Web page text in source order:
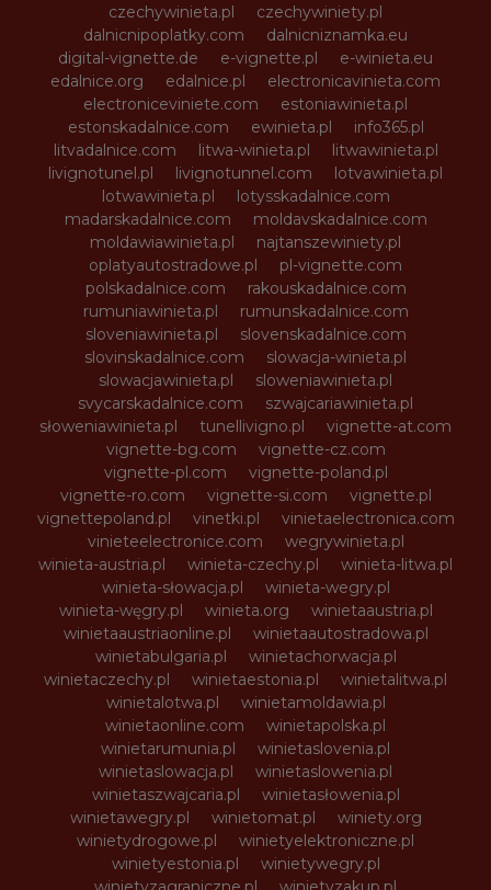
czechywinieta.pl
czechywiniety.pl
dalnicnipoplatky.com
dalnicniznamka.eu
digital-vignette.de
e-vignette.pl
e-winieta.eu
edalnice.org
edalnice.pl
electronicavinieta.com
electroniceviniete.com
estoniawinieta.pl
estonskadalnice.com
ewinieta.pl
info365.pl
litvadalnice.com
litwa-winieta.pl
litwawinieta.pl
livignotunel.pl
livignotunnel.com
lotvawinieta.pl
lotwawinieta.pl
lotysskadalnice.com
madarskadalnice.com
moldavskadalnice.com
moldawiawinieta.pl
najtanszewiniety.pl
oplatyautostradowe.pl
pl-vignette.com
polskadalnice.com
rakouskadalnice.com
rumuniawinieta.pl
rumunskadalnice.com
sloveniawinieta.pl
slovenskadalnice.com
slovinskadalnice.com
slowacja-winieta.pl
slowacjawinieta.pl
sloweniawinieta.pl
svycarskadalnice.com
szwajcariawinieta.pl
słoweniawinieta.pl
tunellivigno.pl
vignette-at.com
vignette-bg.com
vignette-cz.com
vignette-pl.com
vignette-poland.pl
vignette-ro.com
vignette-si.com
vignette.pl
vignettepoland.pl
vinetki.pl
vinietaelectronica.com
vinieteelectronice.com
wegrywinieta.pl
winieta-austria.pl
winieta-czechy.pl
winieta-litwa.pl
winieta-słowacja.pl
winieta-wegry.pl
winieta-węgry.pl
winieta.org
winietaaustria.pl
winietaaustriaonline.pl
winietaautostradowa.pl
winietabulgaria.pl
winietachorwacja.pl
winietaczechy.pl
winietaestonia.pl
winietalitwa.pl
winietalotwa.pl
winietamoldawia.pl
winietaonline.com
winietapolska.pl
winietarumunia.pl
winietaslovenia.pl
winietaslowacja.pl
winietaslowenia.pl
winietaszwajcaria.pl
winietasłowenia.pl
winietawegry.pl
winietomat.pl
winiety.org
winietydrogowe.pl
winietyelektroniczne.pl
winietyestonia.pl
winietywegry.pl